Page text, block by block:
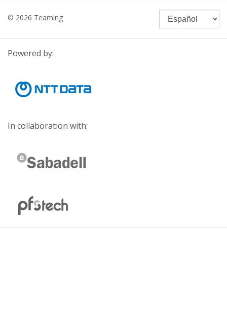
© 2026 Teaming
Powered by:
In collaboration with: